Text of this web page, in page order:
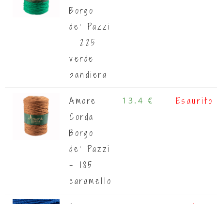
Borgo
de' Pazzi
- 225
verde
bandiera
Amore
Corda
Borgo
de' Pazzi
- 185
caramello
13.4 € Esaurito